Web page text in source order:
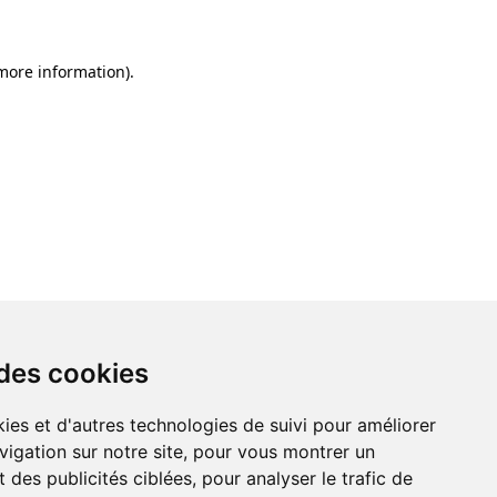
cookies
et d'autres technologies de suivi pour améliorer
sur notre site, pour vous montrer un
des publicités ciblées, pour analyser le trafic de
information).